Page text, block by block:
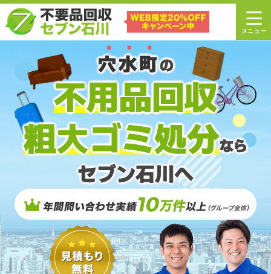
穴水町の
不用品回収
粗大ゴミ処分なら
セブン石川へ